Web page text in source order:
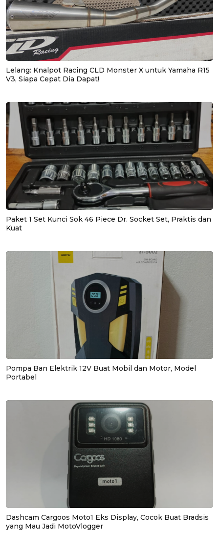
Lelang: Knalpot Racing CLD Monster X untuk Yamaha R15
V3, Siapa Cepat Dia Dapat!
Paket 1 Set Kunci Sok 46 Piece Dr. Socket Set, Praktis dan
Kuat
Pompa Ban Elektrik 12V Buat Mobil dan Motor, Model
Portabel
Dashcam Cargoos Moto1 Eks Display, Cocok Buat Bradsis
yang Mau Jadi MotoVlogger